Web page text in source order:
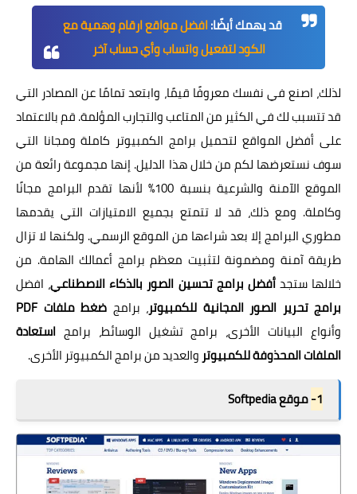
قد يهمك أيضًا:افضل مواقع ارقام وهمية مع
الكود لتفعيل واتساب وأي حساب آخر
لذلك، اصنع في نفسك معروفًا قيمًا، وابتعد تمامًا عن المصادر التي
قد تتسبب لك في الكثير من المتاعب والتجارب المؤلمة. قم بالاعتماد
على أفضل المواقع لتحميل برامج الكمبيوتر كاملة ومجانا التي
سوف نستعرضها لكم من خلال هذا الدليل. إنها مجموعة رائعة من
الموقع الآمنة والشرعية بنسبة 100% لأنها تقدم البرامج مجانًا
وكاملة. ومع ذلك، قد لا تتمتع بجميع الامتيازات التي يقدمها
مطوري البرامج إلا بعد شراءها من الموقع الرسمي. ولكنها لا تزال
طريقة آمنة ومضمونة لتثبيت معظم برامج أعمالك الهامة. من
خلالها ستجدأفضل برامج تحسين الصور بالذكاء الاصطناعي، افضل
برامج تحرير الصور المجانية للكمبيوتر، برامج ضغط ملفات PDF
وأنواع البيانات الأخرى، برامج تشغيل الوسائط، برامج استعادة
الملفات المحذوفة للكمبيوتروالعديد من برامج الكمبيوتر الأخرى.
1- موقع Softpedia